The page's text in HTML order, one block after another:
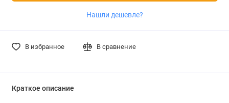
Нашли дешевле?
В избранное В сравнение
Краткое описание